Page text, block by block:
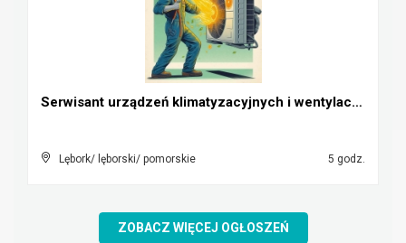
Serwisant urządzeń klimatyzacyjnych i wentylacyjny...
Lębork/ lęborski/ pomorskie 5 godz.
ZOBACZ WIĘCEJ OGŁOSZEŃ